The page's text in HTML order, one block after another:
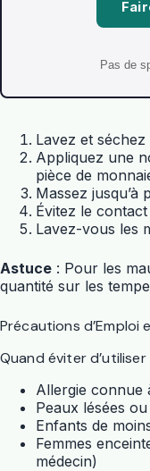
Pas de
Lavez et
Appliquez une
pièce de
Massez jusqu’à
Évitez le
Lavez-vous les
Astuce : Pour les
quantité sur les
Précautions
Quand éviter
Allergie connue
Peaux lésées
Enfants de
Femmes
médecin)